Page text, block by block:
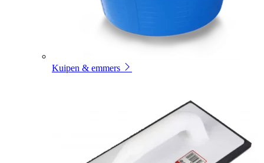
Kuipen & emmers